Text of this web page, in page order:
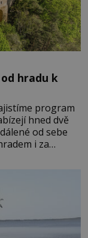
hradu k
program
hned dvě
od sebe
i za
vznikla někdy